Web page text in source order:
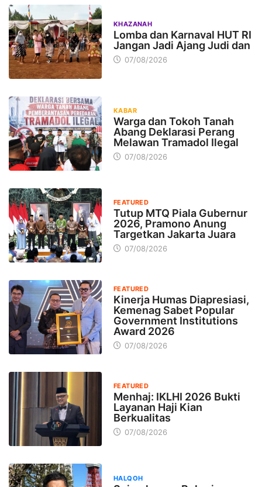
KHAZANAH
Lomba dan Karnaval HUT RI
Jangan Jadi Ajang Judi dan
07/08/2026
KABAR
Warga dan Tokoh Tanah
Abang Deklarasi Perang
Melawan Tramadol Ilegal
07/08/2026
FEATURED
Tutup MTQ Piala Gubernur
2026, Pramono Anung
Targetkan Jakarta Juara
07/08/2026
FEATURED
Kinerja Humas Diapresiasi,
Kemenag Sabet Popular
Government Institutions
Award 2026
07/08/2026
FEATURED
Menhaj: IKLHI 2026 Bukti
Layanan Haji Kian
Berkualitas
07/08/2026
HALQOH